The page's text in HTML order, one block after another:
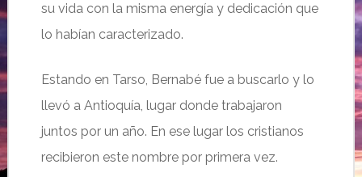
su vida con la misma energía y dedicación que
lo habían caracterizado.
Estando en Tarso, Bernabé fue a buscarlo y lo
llevó a Antioquía, lugar donde trabajaron
juntos por un año. En ese lugar los cristianos
recibieron este nombre por primera vez.